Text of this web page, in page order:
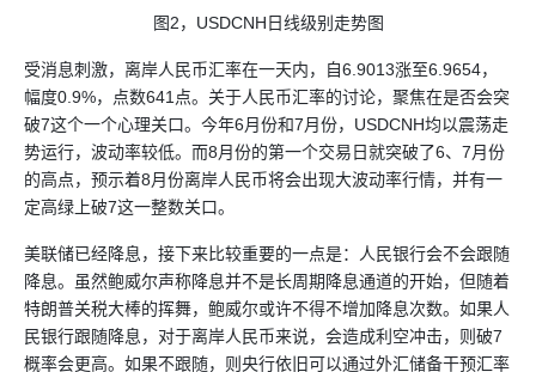
图2，USDCNH日线级别走势图
受消息刺激，离岸人民币汇率在一天内，自6.9013涨至6.9654，
幅度0.9%，点数641点。关于人民币汇率的讨论，聚焦在是否会突
破7这个一个心理关口。今年6月份和7月份，USDCNH均以震荡走
势运行，波动率较低。而8月份的第一个交易日就突破了6、7月份
的高点，预示着8月份离岸人民币将会出现大波动率行情，并有一
定高绿上破7这一整数关口。
美联储已经降息，接下来比较重要的一点是：人民银行会不会跟随
降息。虽然鲍威尔声称降息并不是长周期降息通道的开始，但随着
特朗普关税大棒的挥舞，鲍威尔或许不得不增加降息次数。如果人
民银行跟随降息，对于离岸人民币来说，会造成利空冲击，则破7
概率会更高。如果不跟随，则央行依旧可以通过外汇储备干预汇率